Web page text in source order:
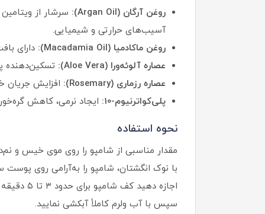
روغن آرگان (Argan Oil):
آسیب‌های حرارتی و شیمیایی.
روغن ماکادمیا (Macadamia Oil):
دارای
عصاره آلوئه‌ورا (Aloe Vera):
تسکین‌دهنده
عصاره رزماری (Rosemary):
افزایش
پلی‌کواترنیوم-10:
ایجاد نرمی، کاهش
نحوه استفاده
مقدار مناسبی از شامپو را روی موی خیس و
با نوک انگشتان، شامپو را به‌آرامی روی
اجازه دهید کف شامپو برای حدود ۳ تا ۵ دقیقه روی مو باقی بماند تا مواد مغذی جذب شوند.
سپس با آب ولرم کاملاً آبکشی نمایید.